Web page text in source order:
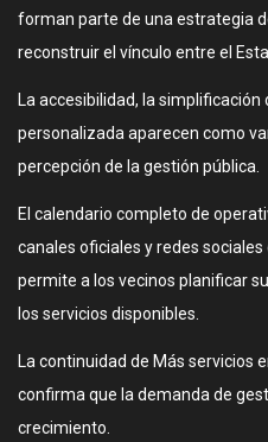
forman parte de una estrategia
reconstruir el vínculo entre el
La accesibilidad, la
personalizada aparecen como
percepción de la gestión pública.
El calendario completo de
canales oficiales y redes sociales
permite a los vecinos planificar
los servicios disponibles.
La continuidad de Más servicios
confirma que la demanda de
crecimiento.